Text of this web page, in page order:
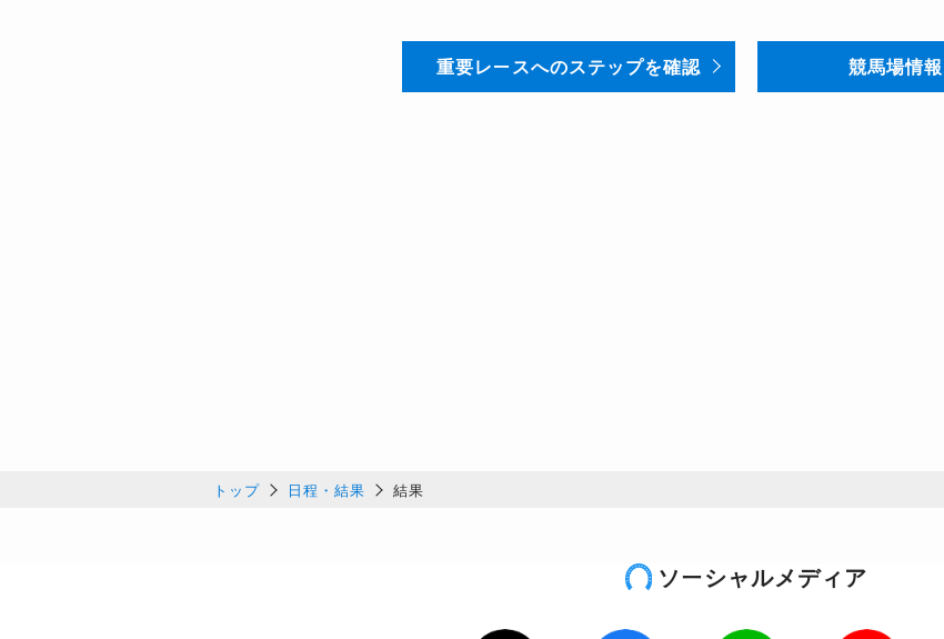
重要レースへのステップを確認 競馬場情
トップ 日程・結果 結果
ソーシャルメディア